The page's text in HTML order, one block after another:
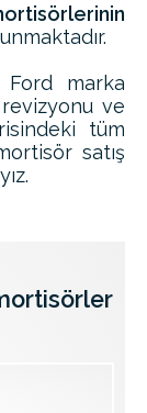
Ford marka
ve
tüm
satış